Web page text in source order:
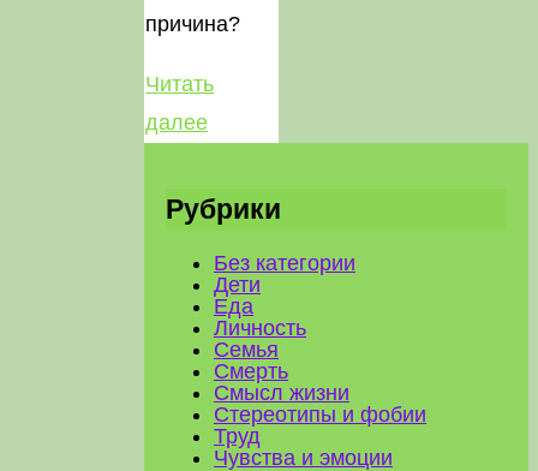
причина?
Читать
далее"Милые
Рубрики
Без категории
Дети
Еда
Личность
Семья
Смерть
Смысл жизни
Стереотипы и фобии
Труд
Чувства и эмоции